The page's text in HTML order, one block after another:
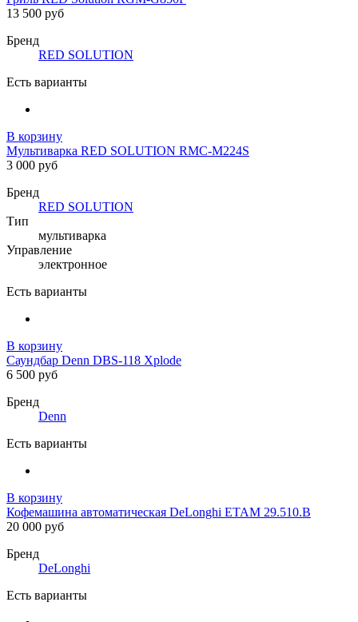
13 500 руб
Бренд
RED SOLUTION
Есть варианты
В корзину
Мультиварка RED SOLUTION RMC-M224S
3 000 руб
Бренд
RED SOLUTION
Тип
мультиварка
Управление
электронное
Есть варианты
В корзину
Саундбар Denn DBS-118 Xplode
6 500 руб
Бренд
Denn
Есть варианты
В корзину
Кофемашина автоматическая DeLonghi ETAM 29.510.B
20 000 руб
Бренд
DeLonghi
Есть варианты